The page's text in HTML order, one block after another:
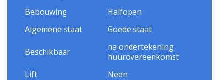
Bebouwing
Halfopen
Algemene staat
Goede staat
Beschikbaar
na ondertekening
huurovereenkomst
Lift
Neen